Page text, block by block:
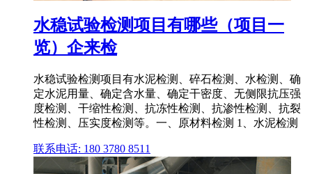
水稳试验检测项目有哪些（项目一
览）企来检
水稳试验检测项目有水泥检测、碎石检测、水检测、确
定水泥用量、确定含水量、确定干密度、无侧限抗压强
度检测、干缩性检测、抗冻性检测、抗渗性检测、抗裂
性检测、压实度检测等。一、原材料检测 1、水泥检测
联系电话: 180 3780 8511